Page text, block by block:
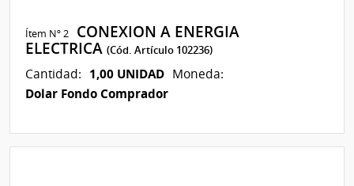
Ítem Nº 2
CONEXION A ENERGIA
ELECTRICA(Cód. Artículo 102236)
Cantidad: 1,00 UNIDAD Moneda:
Dolar Fondo Comprador